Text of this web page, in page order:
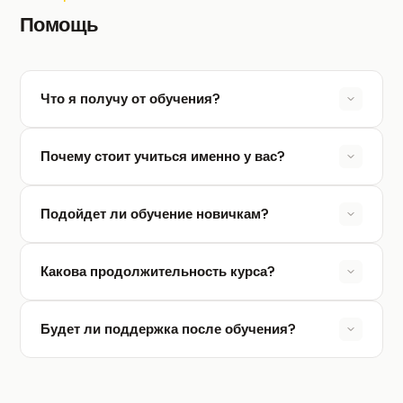
Помощь
Что я получу от обучения?
Почему стоит учиться именно у вас?
Подойдет ли обучение новичкам?
Какова продолжительность курса?
Будет ли поддержка после обучения?